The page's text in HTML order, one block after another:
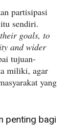
partisipasi
sendiri.
goals, to
and wider
tujuan-
miliki, agar
yang
penting bagi